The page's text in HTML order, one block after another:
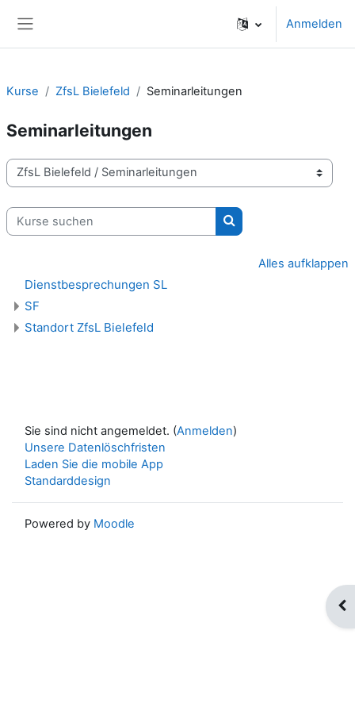
Anmelden
Kurse ZfsL Bielefeld Seminarleitungen
Seminarleitungen
Kursbereiche
Kurse suchen
Kurse suchen
Alles aufklappen
Dienstbesprechungen SL
SF
Standort ZfsL Bielefeld
Sie sind nicht angemeldet. (Anmelden)
Unsere Datenlöschfristen
Laden Sie die mobile App
Standarddesign
Powered by Moodle